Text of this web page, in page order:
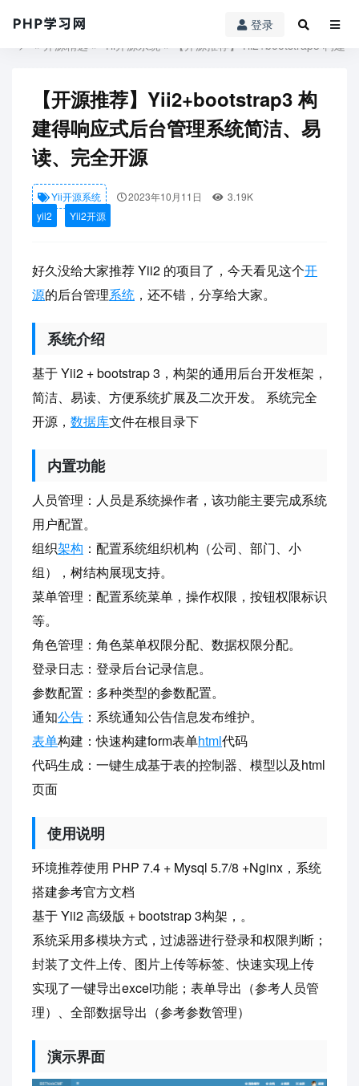
登录
PHP学习网
» 开源精选 » Yii开源系统 » 【开源推荐】Yii2+bootstrap3 构建
【开源推荐】Yii2+bootstrap3 构
建得响应式后台管理系统简洁、易
读、完全开源
Yii开源系统 2023年10月11日
3.19K
yii2
Yii2开源
好久没给大家推荐 Yii2 的项目了，今天看见这个开
源的后台管理系统 ，还不错，分享给大家。
系统介绍
基于 Yii2 + bootstrap 3，构架的通用后台开发框架，
简洁、易读、方便系统扩展及二次开发。 系统完全
开源， 数据库文件在根目录下
内置功能
人员管理：人员是系统操作者，该功能主要完成系统
用户配置。
组织架构 ：配置系统组织机构（公司、部门、小
组），树结构展现支持。
菜单管理：配置系统菜单，操作权限，按钮权限标识
等。
角色管理：角色菜单权限分配、数据权限分配。
登录日志：登录后台记录信息。
参数配置：多种类型的参数配置。
通知公告 ：系统通知公告信息发布维护。
表单构建：快速构建form表单html代码
代码生成：一键生成基于表的控制器、模型以及html
页面
使用说明
环境推荐使用 PHP 7.4 + Mysql 5.7/8 +Nginx，系统
搭建参考官方文档
基于 Yii2 高级版 + bootstrap 3构架，。
系统采用多模块方式，过滤器进行登录和权限判断；
封装了文件上传、图片上传等标签、快速实现上传
实现了一键导出excel功能；表单导出（参考人员管
理）、全部数据导出（参考参数管理）
演示界面